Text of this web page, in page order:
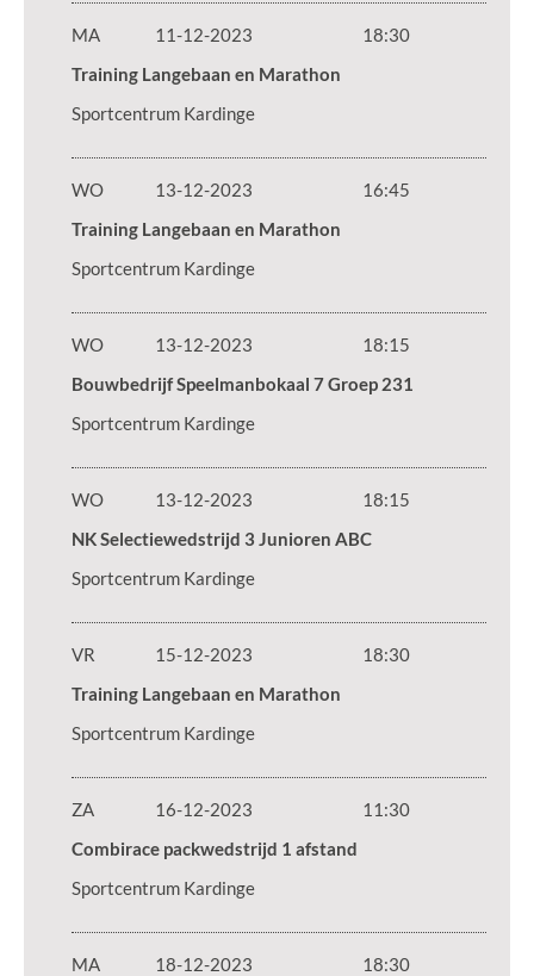
MA 11-12-2023
18:30
Training Langebaan en Marathon
Sportcentrum Kardinge
WO 13-12-2023
16:45
Training Langebaan en Marathon
Sportcentrum Kardinge
WO 13-12-2023
18:15
Bouwbedrijf Speelmanbokaal 7 Groep 231
Sportcentrum Kardinge
WO 13-12-2023
18:15
NK Selectiewedstrijd 3 Junioren ABC
Sportcentrum Kardinge
VR 15-12-2023
18:30
Training Langebaan en Marathon
Sportcentrum Kardinge
ZA 16-12-2023
11:30
Combirace packwedstrijd 1 afstand
Sportcentrum Kardinge
MA 18-12-2023
18:30